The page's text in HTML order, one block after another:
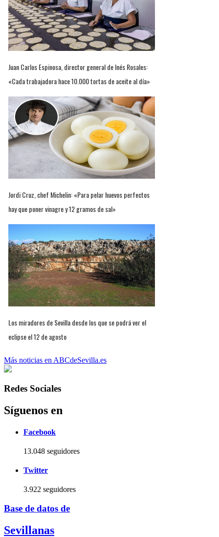
Juan Carlos Espinosa, director general de Inés Rosales:
«Cada trabajadora hace 10.000 tortas de aceite al día»
Jordi Cruz, chef Michelin: «Para pelar huevos perfectos
hay que poner vinagre y 12 gramos de sal»
Los miradores de Sevilla desde los que se podrá ver el
eclipse el 12 de agosto
Más noticias en ABCdeSevilla.es
Redes Sociales
Síguenos en
Facebook
13.048 seguidores
Twitter
3.922 seguidores
Base de datos de
Sevillanas